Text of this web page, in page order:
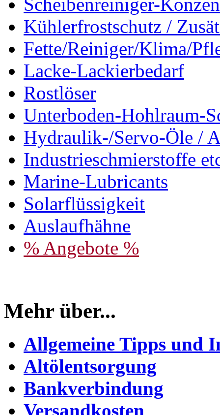
Kühlerfrostschutz /
Fette/Reiniger/Klima/
Lacke-Lackierbedarf
Rostlöser
Unterboden-Hohlraum-
Hydraulik-/Servo-Öle /
Industrieschmierstoffe
Marine-Lubricants
Solarflüssigkeit
Auslaufhähne
% Angebote %
Mehr über...
Allgemeine Tipps und
Altölentsorgung
Bankverbindung
Versandkosten